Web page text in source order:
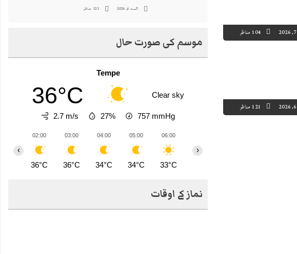
104 مناظر
121 مناظر
اگست 6, 2026 121 مناظر
موسم کی صورت حال
Tempe
36°C Clear sky
2.7 m/s 27% 757 mmHg
02:00
36°C
03:00
36°C
04:00
34°C
05:00
34°C
06:00
33°C
‹ ›
نماز کے اوقات